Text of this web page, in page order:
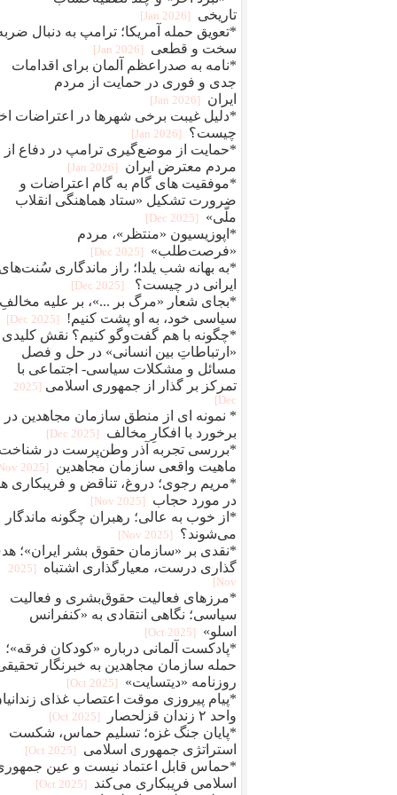
تاریخی
[2026 Jan]
*تعویق حمله آمریکا؛ ترامپ به دنبال
سخت و قطعی
[2026 Jan]
*نامه به صدراعظم آلمان برای اقدامات
جدی و فوری در حمایت از مردم
ایران
[2026 Jan]
*دلیل غیبت برخی شهرها در اعتراضات
چیست؟
[2026 Jan]
*حمایت از موضع‌گیری ترامپ در دفاع از
مردم معترض ایران
[2026 Jan]
*موفقیت های گام به گام اعتراضات و
ضرورت تشکیل «ستاد هماهنگی انقلاب
ملّی»
[2025 Dec]
*اپوزیسیون «منتظر»، مردم
«فرصت‌طلب»
[2025 Dec]
*به بهانه شب یلدا؛ راز ماندگاری
ایرانی در چیست؟
[2025 Dec]
*بجای شعار «مرگ بر ...»، بر علیه مخالفِ
سیاسی خود، به او پشت کنیم!
[2025 Dec]
*چگونه با هم گفت‌وگو کنیم؟ نقش کلیدی
«ارتباطاتِ بین انسانی» در حل و فصل
مسائل و مشکلات سیاسی- اجتماعی با
تمرکز بر گذار از جمهوری اسلامی
[2025
Dec]
* نمونه ای از منطق سازمان مجاهدین در
برخورد با افکارِ مخالف
[2025 Dec]
*بررسی تجربه آذر وطن‌پرست در
ماهیت واقعی سازمان مجاهدین
[2025 Nov]
*مریم رجوی؛ دروغ، تناقض و فریبکاری
در مورد حجاب
[2025 Nov]
*از خوب به عالی؛ رهبران چگونه ماندگار
می‌شوند؟
[2025 Nov]
*نقدی بر «سازمان حقوق بشر ایران»؛
گذاری درست، معیارگذاری اشتباه
[2025
Nov]
*مرزهای فعالیت حقوق‌بشری و فعالیت
سیاسی؛ نگاهی انتقادی به «کنفرانس
اسلو»
[2025 Oct]
*پادکست آلمانی درباره «کودکان فرقه»؛
حمله سازمان مجاهدین به خبرنگار
روزنامه «دیتسایت»
[2025 Oct]
*پیام پیروزی موقت اعتصاب غذای
واحد ۲ زندان قزلحصار
[2025 Oct]
*پایان جنگ غزه؛ تسلیم حماس، شکست
استراتژی جمهوری اسلامی
[2025 Oct]
*حماس قابل اعتماد نیست و عین
اسلامی فریبکاری می‌کند
[2025 Oct]